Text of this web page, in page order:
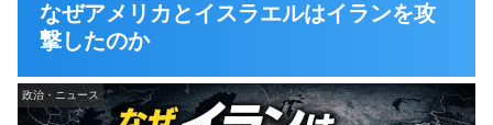
なぜアメリカとイスラエルはイランを攻
撃したのか
政治・ニュース